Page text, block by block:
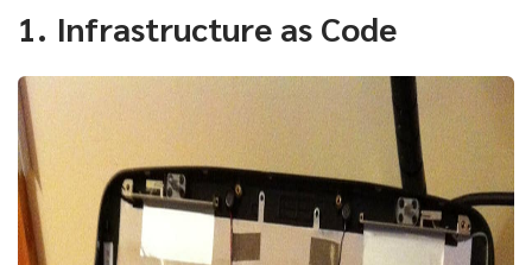
1. Infrastructure as Code